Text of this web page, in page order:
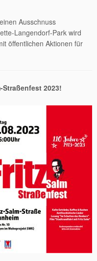
Ausschnuss
Langendorf-Park wird
öffentlichen Aktionen für
2023!